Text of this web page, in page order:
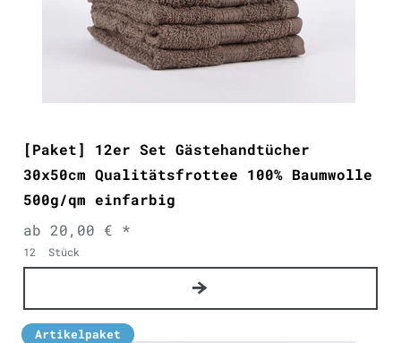
[Paket] 12er Set Gästehandtücher
30x50cm Qualitätsfrottee 100% Baumwolle
500g/qm einfarbig
ab 20,00 € *
12 Stück
Artikelpaket